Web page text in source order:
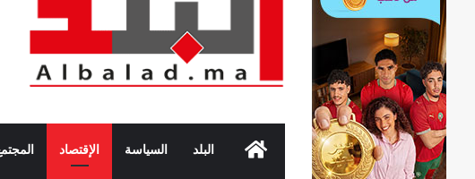
الرئيسيةالبلد السياسة الإقتصاد